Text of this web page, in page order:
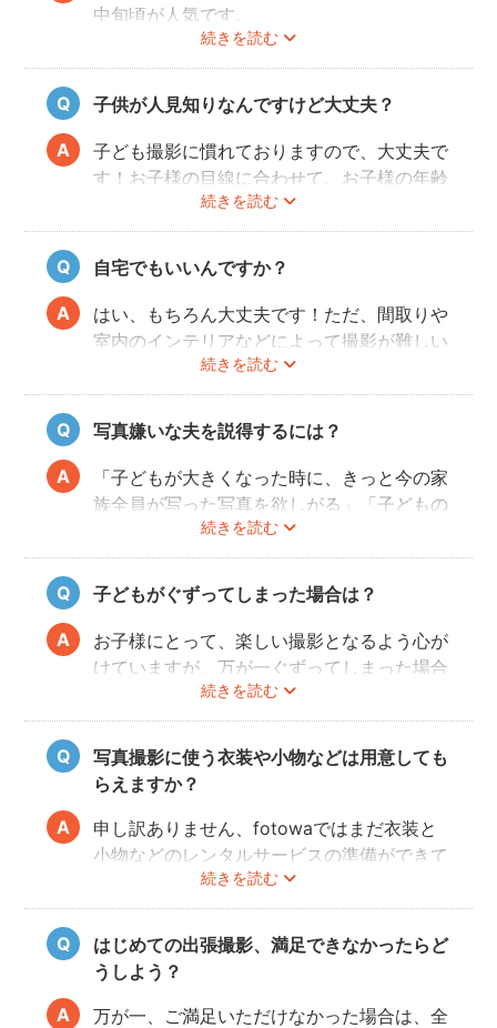
を写真に残せます。
こども・家族撮影に長けたプロカメラマンの
中から、ユーザー自身が好きなカメラマンを
指名するので、自分好みの「家族らしいおし
ゃれな写真」に仕上がります。
続きを読む
中旬頃が人気です。
今年は参拝先の混雑状況を考慮し、時期をず
らして前撮りや後撮りをするご家族も多いよ
うです。
fotowaは「こだわり指名予約」の場合最短
で前日予約が可能です！ご希望の撮影日時
で、ぜひフォトグラファーを検索してみてく
子供が人見知りなんですけど大丈夫？
続きを読む
子ども撮影に慣れておりますので、大丈夫で
す！お子様の目線に合わせて、お子様の年齢
にあわせてコミュニケーションをすれば、お
子様は心を開いてくれます。お子様にとっ
て、ただやらされるだけのイヤイヤな写真撮
影ではなく、一緒に楽しみながら、一緒に遊
びながら写真を撮影していきます。
自宅でもいいんですか？
続きを読む
はい、もちろん大丈夫です！ただ、間取りや
室内のインテリアなどによって撮影が難しい
場合もありますので、事前にフォトグラファ
ーに相談してみてください。
写真嫌いな夫を説得するには？
続きを読む
「子どもが大きくなった時に、きっと今の家
族全員が写った写真を欲しがる」「子どもの
結婚式で使える写真を撮らないと！」はかな
り効きます。それでも説得できない場合は、
当日撮影の際に、楽しそうにしているお子様
と奥様の様子を見て、実際に撮れた写真をカ
メラで見せてもらって、ノリノリになって一
緒に写るようになることが多いです！
子どもがぐずってしまった場合は？
続きを読む
お子様にとって、楽しい撮影となるよう心が
けていますが、万が一ぐずってしまった場合
は、一旦休憩を挟んで、好きなおやつを食べ
させたりして気を取り直します（当日にオス
スメの持ち物 ）。また、お子様の泣き顔も、
いつか素敵な思い出になりますので、そこも
写真におさめておきます！
写真撮影に使う衣装や小物などは用意しても
らえますか？
続きを読む
申し訳ありません、fotowaではまだ衣装と
小物などのレンタルサービスの準備ができて
おりませんので、お客様ご自身にご用意をお
願いしております。
はじめての出張撮影、満足できなかったらど
うしよう？
万が一、ご満足いただけなかった場合は、全